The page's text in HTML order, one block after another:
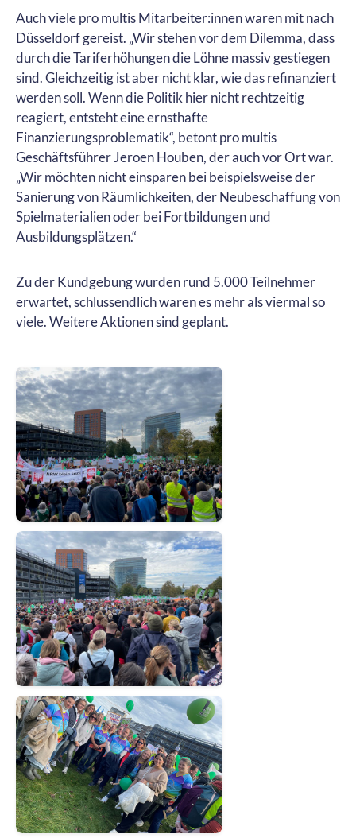
Auch viele pro multis Mitarbeiter:innen waren mit nach
Düsseldorf gereist. „Wir stehen vor dem Dilemma, dass
durch die Tariferhöhungen die Löhne massiv gestiegen
sind. Gleichzeitig ist aber nicht klar, wie das refinanziert
werden soll. Wenn die Politik hier nicht rechtzeitig
reagiert, entsteht eine ernsthafte
Finanzierungsproblematik“, betont pro multis
Geschäftsführer Jeroen Houben, der auch vor Ort war.
„Wir möchten nicht einsparen bei beispielsweise der
Sanierung von Räumlichkeiten, der Neubeschaffung von
Spielmaterialien oder bei Fortbildungen und
Ausbildungsplätzen.“
Zu der Kundgebung wurden rund 5.000 Teilnehmer
erwartet, schlussendlich waren es mehr als viermal so
viele. Weitere Aktionen sind geplant.